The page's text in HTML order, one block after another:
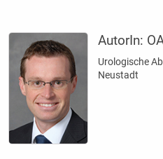
AutorIn:
Urologische
Neustadt